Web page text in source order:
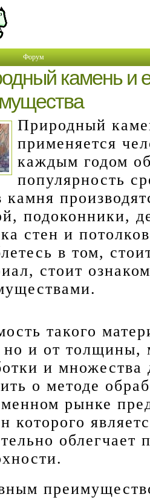
Форум
камень и
Природный
применяется
каждым годом
популярность
камня
подоконники,
стен и
в том,
стоит
такого
но и от толщины,
и
о методе
рынке
которого